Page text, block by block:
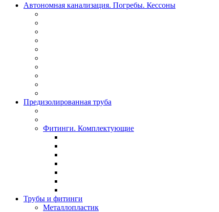
Автономная канализация. Погребы. Кессоны
Предизолированная труба
Фитинги. Комплектующие
Трубы и фитинги
Металлопластик